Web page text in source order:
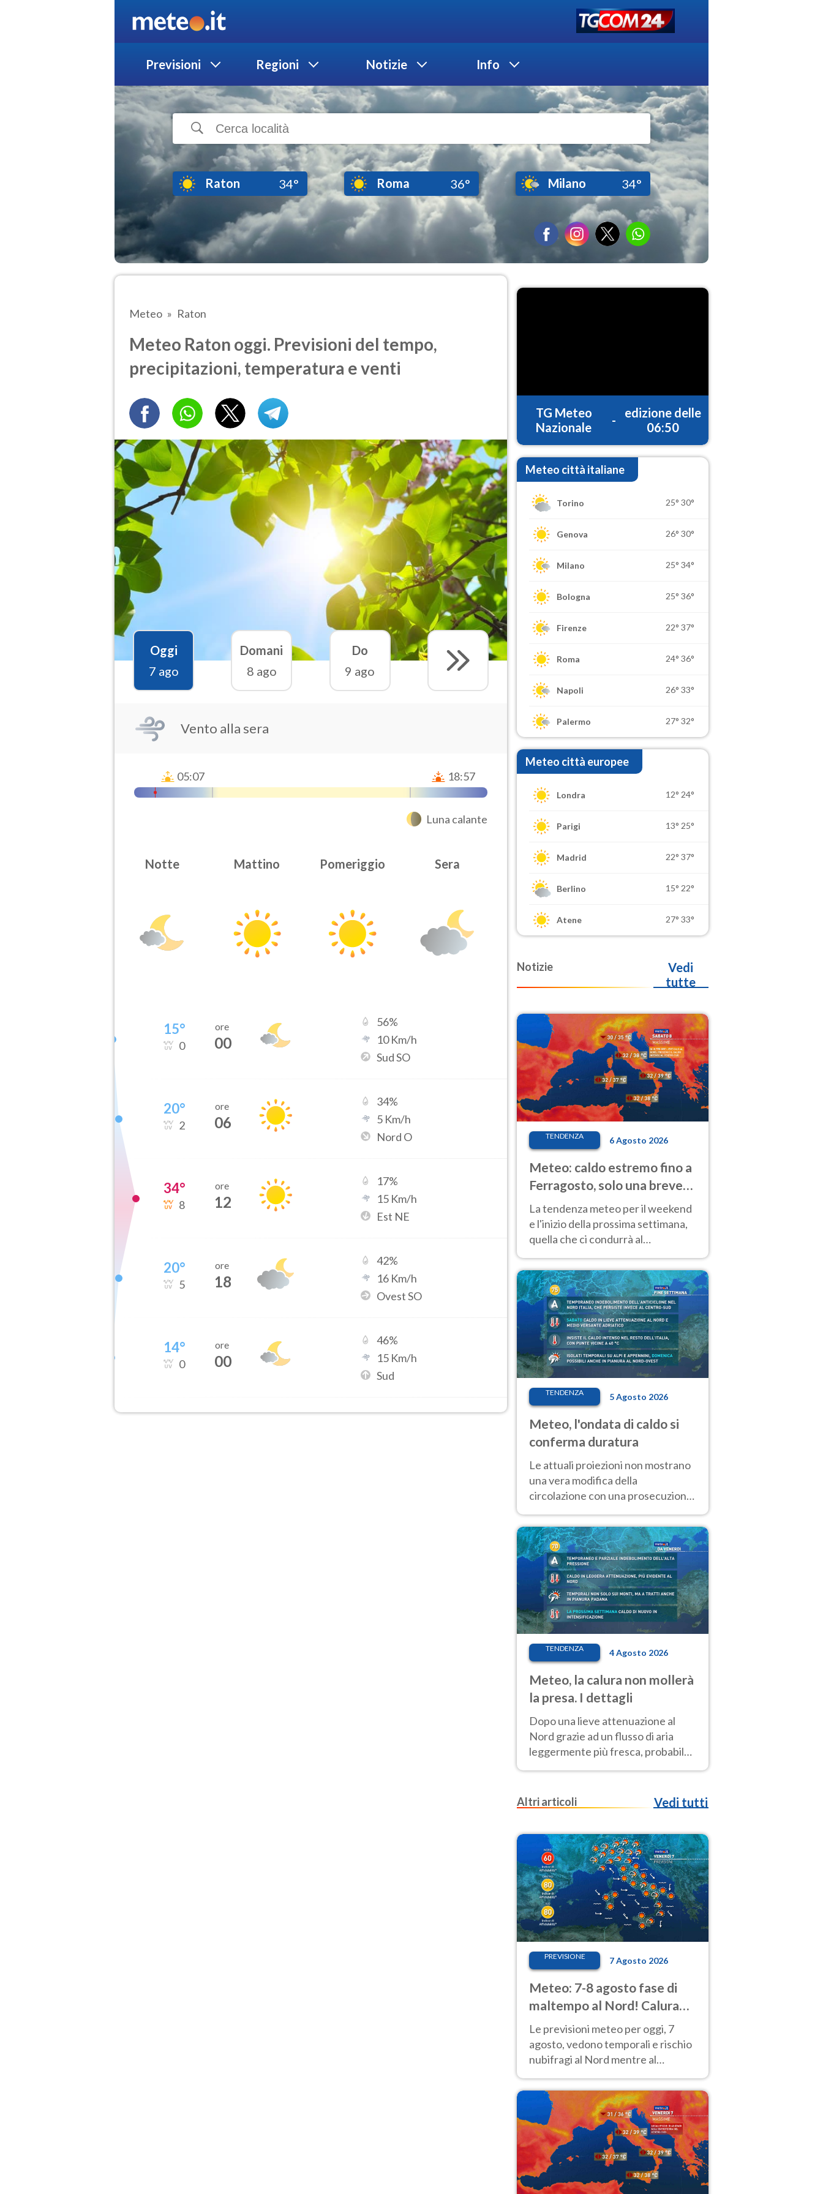
Previsioni Regioni Notizie Info
Raton 34° Roma 36° Milano 34°
Meteo Raton
Meteo Raton oggi. Previsioni del tempo,
precipitazioni, temperatura e venti
Oggi
7 ago
Domani
8 ago
Do
9 ago
Vento alla sera
05:07 18:57
Luna calante
Notte Mattino Pomeriggio Sera
15°
0
ore
00
56%
10Km/h
Sud SO
20°
2
ore
06
34%
5 Km/h
Nord O
34°
8
ore
12
17%
15 Km/h
Est NE
20°
5
ore
18
42%
16 Km/h
Ovest SO
14°
0
ore
00
46%
15 Km/h
Sud
TG Meteo
Nazionale
-
edizione delle
06:50
Meteo città italiane
Torino 25° 30°
Genova 26° 30°
Milano 25° 34°
Bologna 25° 36°
Firenze 22° 37°
Roma 24° 36°
Napoli 26° 33°
Palermo 27° 32°
Meteo città europee
Londra 12° 24°
Parigi 13° 25°
Madrid 22° 37°
Berlino 15° 22°
Atene 27° 33°
Notizie
Vedi
tutte
TENDENZA 6 Agosto 2026
Meteo: caldo estremo fino a
Ferragosto, solo una breve
pausa. Ecco dove
La tendenza meteo per il weekend
e l'inizio della prossima settimana,
quella che ci condurrà al
temperature molto elevate
TENDENZA 5 Agosto 2026
Meteo, l'ondata di caldo si
conferma duratura
Le attuali proiezioni non mostrano
una vera modifica della
circolazione con una prosecuzione
giorni, compresa la settimana di
Ferragosto
TENDENZA 4 Agosto 2026
Meteo, la calura non mollerà
la presa. I dettagli
Dopo una lieve attenuazione al
Nord grazie ad un flusso di aria
leggermente più fresca, probabile
nuovo rinforzo dell’anticiclone
Altri articoli
Vedi tutti
PREVISIONE 7 Agosto 2026
Meteo: 7-8 agosto fase di
maltempo al Nord! Calura
fino a Ferragosto
Le previsioni meteo per oggi, 7
agosto, vedono temporali e rischio
nubifragi al Nord mentre al
molto intenso.